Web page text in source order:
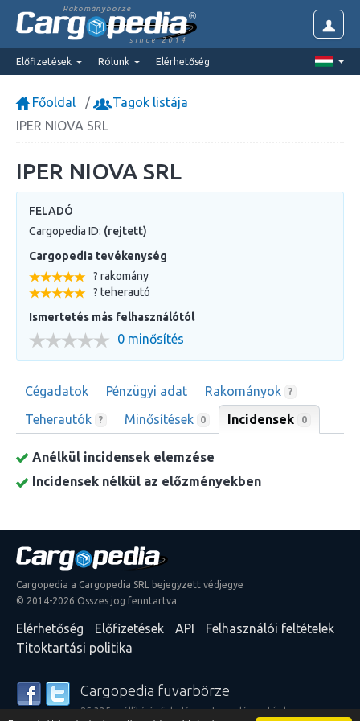
Rakománybörze
since 2014
Előfizetések Rólunk Elérhetőség
Főoldal
Tagok listája
IPER NIOVA SRL
IPER NIOVA SRL
FELADÓ
Cargopedia ID: (rejtett)
Cargopedia tevékenység
? rakomány
? teherautó
Ismertetés más felhasználótól
0 minősítés
Cégadatok Pénzügyi adat Rakományok ?
Teherautók ? Minősítések 0 Incidensek 0
Anélkül incidensek elemzése
Incidensek nélkül az előzményekben
Cargopedia a Cargopedia SRL bejegyzett védjegye
© 2014-2026 Összes jog fenntartva
Elérhetőség Előfizetések API
Felhasználói feltételek
Titoktartási politika
Cargopedia fuvarbörze
25 335 szállító és feladó szerte a világon bízik